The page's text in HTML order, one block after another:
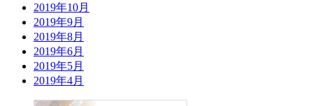
2019年10月
2019年9月
2019年8月
2019年6月
2019年5月
2019年4月